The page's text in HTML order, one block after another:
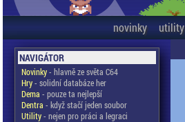
novinky utility
NAVIGÁTOR
Novinky- hlavně ze světa C64
Hry- solidní databáze her
Dema - pouze ta nejlepší
Dentra - když stačí jeden soubor
Utility- nejen pro práci a legraci